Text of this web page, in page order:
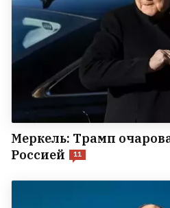
Меркель: Трамп
Россией
11